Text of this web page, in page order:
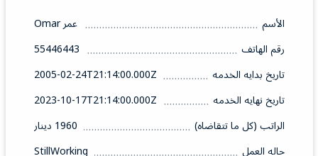
الأسم
عمر Omar
رقم الهاتف
55446443
تاريخ بدايه الخدمه
2005-02-24T21:14:00.000Z
تاريخ نهايه الخدمه
2023-10-17T21:14:00.000Z
الراتب (كل ما تتقاضاه)
1960 دينار
حاله العمل
StillWorking